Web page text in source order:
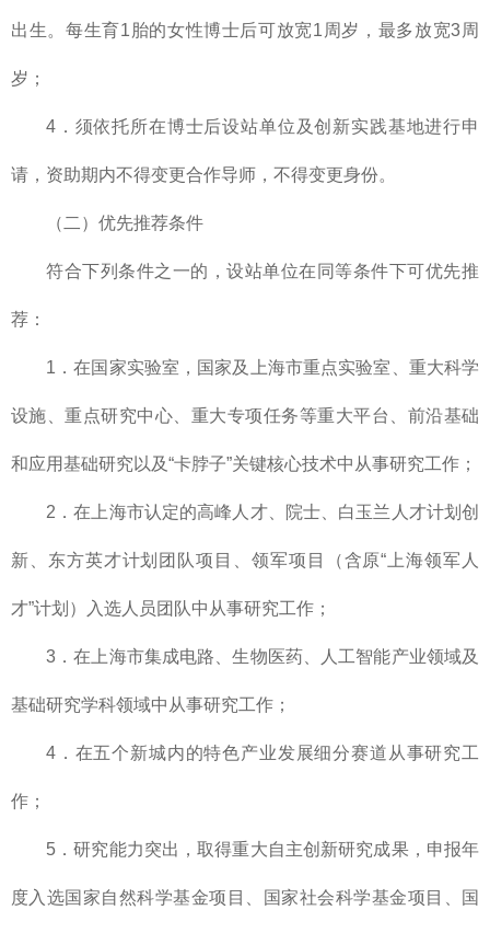
出生。每生育1胎的女性博士后可放宽1周岁，最多放宽3周
岁；
4．须依托所在博士后设站单位及创新实践基地进行申
请，资助期内不得变更合作导师，不得变更身份。
（二）优先推荐条件
符合下列条件之一的，设站单位在同等条件下可优先推
荐：
1．在国家实验室，国家及上海市重点实验室、重大科学
设施、重点研究中心、重大专项任务等重大平台、前沿基础
和应用基础研究以及“卡脖子”关键核心技术中从事研究工作；
2．在上海市认定的高峰人才、院士、白玉兰人才计划创
新、东方英才计划团队项目、领军项目（含原“上海领军人
才”计划）入选人员团队中从事研究工作；
3．在上海市集成电路、生物医药、人工智能产业领域及
基础研究学科领域中从事研究工作；
4．在五个新城内的特色产业发展细分赛道从事研究工
作；
5．研究能力突出，取得重大自主创新研究成果，申报年
度入选国家自然科学基金项目、国家社会科学基金项目、国